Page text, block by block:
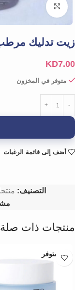
to enlarge
زيت تدليك
KD7.00
متوفر في المخزون
أضف إلى قائمة الرغبات
التصنيف:
منتجات ذات صلة
غير متوفر